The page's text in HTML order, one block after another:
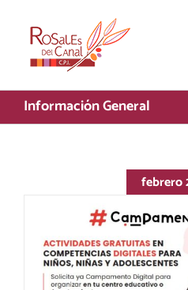
contenido
Información General
febrero